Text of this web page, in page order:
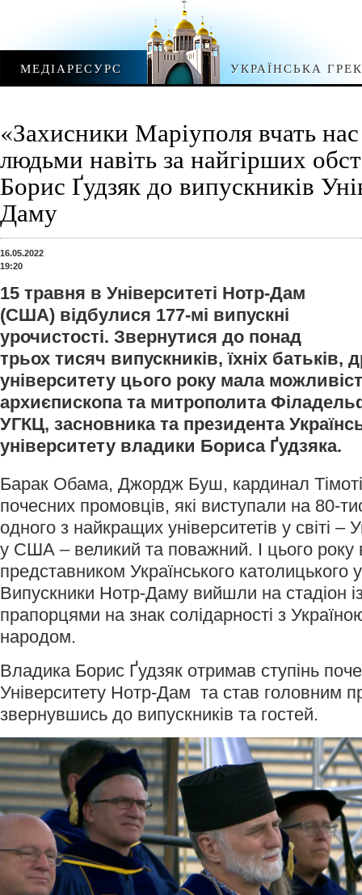
МЕДІАРЕСУРС УКРАЇНСЬКА
«Захисники Маріуполя вчать
людьми навіть за найгірших
Борис Ґудзяк до випускників
Даму
16.05.2022
19:20
15 травня в Університеті Нотр-Дам
(США) відбулися 177-мі випускні
урочистості. Звернутися до понад
трьох тисяч випускників, їхніх батьків,
університету цього року мала
архиєпископа та митрополита
УГКЦ, засновника та президента
університету владики Бориса Ґудзяка.
Барак Обама, Джордж Буш, кардинал
почесних промовців, які виступали на 80-
одного з найкращих університетів у світі –
у США – великий та поважний. І цього року
представником Українського католицького
Випускники Нотр-Даму вийшли на стадіон
прапорцями на знак солідарності з
народом.
Владика Борис Ґудзяк отримав ступінь
Університету Нотр-Дам та став головним
звернувшись до випускників та гостей.